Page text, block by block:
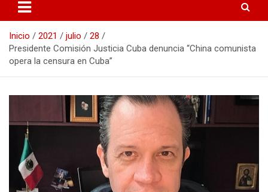
Inicio 2021 julio
28
Presidente Comisión Justicia Cuba denuncia “China comunista
opera la censura en Cuba”